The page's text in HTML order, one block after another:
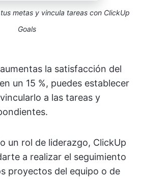
metas y vincula tareas con ClickUp
Goals
la satisfacción del
un 15 %, puedes establecer
a las tareas y
un rol de liderazgo, ClickUp
a realizar el seguimiento
proyectos del equipo o de